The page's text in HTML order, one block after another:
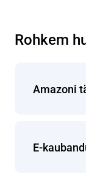
Rohkem
Amazoni
E-